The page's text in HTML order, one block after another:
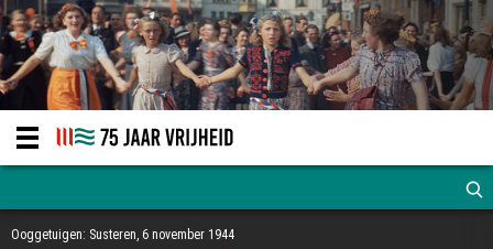
Ooggetuigen: Susteren, 6 november 1944